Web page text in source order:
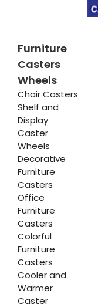
Furniture
Casters
Wheels
Chair Casters
Shelf and
Display
Caster
Wheels
Decorative
Furniture
Casters
Office
Furniture
Casters
Colorful
Furniture
Casters
Cooler and
Warmer
Caster